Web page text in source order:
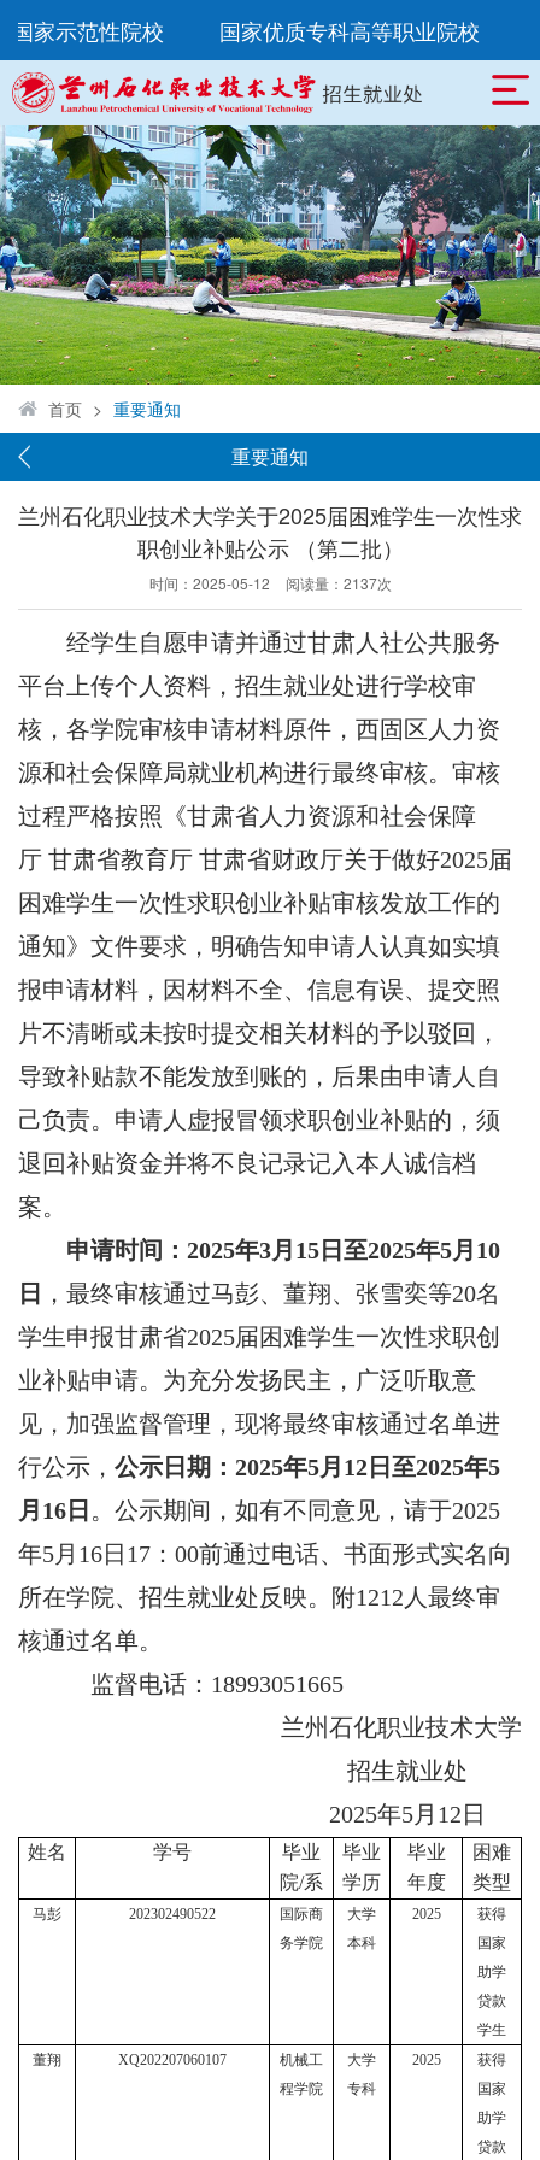
家示范性院校 国家优质专科高等职业院校
首页 > 重要通知
重要通知
兰州石化职业技术大学关于2025届困难学生一次性求
职创业补贴公示 （第二批）
时间： 2025-05-12 阅读量： 2137次
经学生自愿申请并通过甘肃人社公共服务
平台上传个人资料，招生就业处进行学校审
核 ， 各学院审核申请材料原件 ， 西固区人力资
源和社会保障局就业机构进行最终审核。 审核
过程严格按照 《甘肃省人力资源和社会保障
厅 甘肃省教育厅 甘肃省财政厅关于做好2025届
困难学生一次性求职创业补贴审核发放工作的
通知》 文件要求，明确告知申请人认真如实填
报申请材料，因材料不全、信息有误、提交照
片不清晰或未按时提交相关材料的予以驳回，
导致补贴款不能发放到账的，后果由申请人自
己负责。申请人虚报冒领求职创业补贴的，须
退回补贴资金并将不良记录记入本人诚信档
案。
申请时间： 2025年3月 15 日 至2025年5月 10
日
，最终审核通过马彭、董翔、张雪奕等20名
学生申报甘肃省2025届困难学生一次性求职创
业补贴申请。为充分发扬民主，广泛听取意
见，加强监督管理 ， 现将最终审核通过名单进
行公示， 公示日期 ： 2025年5月 12 日至2025年5
月 16 日 。公示期间，如有不同意见，请于2025
年5月 16日 17 ： 00前通过电话、书面形式实名向
所在学院、 招生就业处 反映。附1212 人最终审
核通过名单。
监督电话： 18993051665
兰州石化职业技术大学
招生就业处
2025年5月 12 日
姓名 学号
毕业
院/系
毕业
学历
毕业
年度
困难
类型
马彭 202302490522
国际商
务学院
大学
本科
2025
获得
国家
助学
贷款
学生
董翔
XQ202207060107
机械工
程学院
大学
专科
2025
获得
国家
助学
贷款